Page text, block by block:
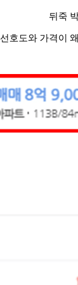
뒤죽
선호도와 가격이